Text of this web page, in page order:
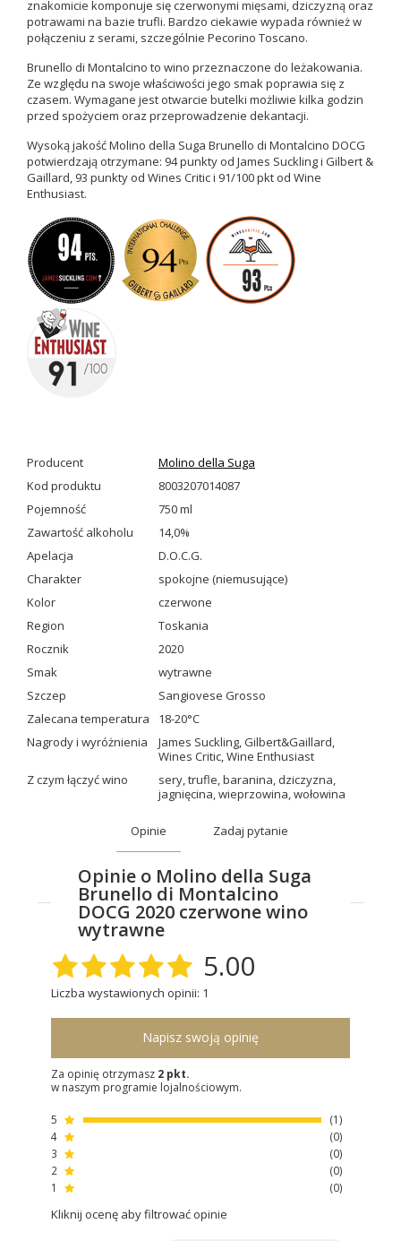
znakomicie komponuje się czerwonymi mięsami, dziczyzną oraz
potrawami na bazie trufli. Bardzo ciekawie wypada również w
połączeniu z serami, szczególnie Pecorino Toscano.
Brunello di Montalcino to wino przeznaczone do leżakowania.
Ze względu na swoje właściwości jego smak poprawia się z
czasem. Wymagane jest otwarcie butelki możliwie kilka godzin
przed spożyciem oraz przeprowadzenie dekantacji.
Wysoką jakość Molino della Suga Brunello di Montalcino DOCG
potwierdzają otrzymane: 94 punkty od James Suckling i Gilbert &
Gaillard, 93 punkty od Wines Critic i 91/100 pkt od Wine
Enthusiast.
Producent
Molino della Suga
Kod produktu
8003207014087
Pojemność
750 ml
Zawartość alkoholu
14,0%
Apelacja
D.O.C.G.
Charakter
spokojne (niemusujące)
Kolor
czerwone
Region
Toskania
Rocznik
2020
Smak
wytrawne
Szczep
Sangiovese Grosso
Zalecana temperatura
18-20°C
Nagrody i wyróżnienia
James Suckling,Gilbert&Gaillard,
Wines Critic,Wine Enthusiast
Z czym łączyć wino
sery,trufle,baranina, dziczyzna,
jagnięcina,wieprzowina,wołowina
Opinie Zadaj pytanie
Opinie o Molino della Suga
Brunello di Montalcino
DOCG 2020 czerwone wino
wytrawne
5.00
Liczba wystawionych opinii: 1
Napisz swoją opinię
Za opinię otrzymasz 2 pkt.
w naszym programie lojalnościowym.
5
1
4
0
3
0
2
0
1
0
Kliknij ocenę aby filtrować opinie